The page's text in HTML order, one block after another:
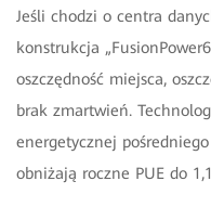
Jeśli chodzi o centra
konstrukcja
oszczędność miejsca,
brak zmartwień.
energetycznej
obniżają roczne PUE do